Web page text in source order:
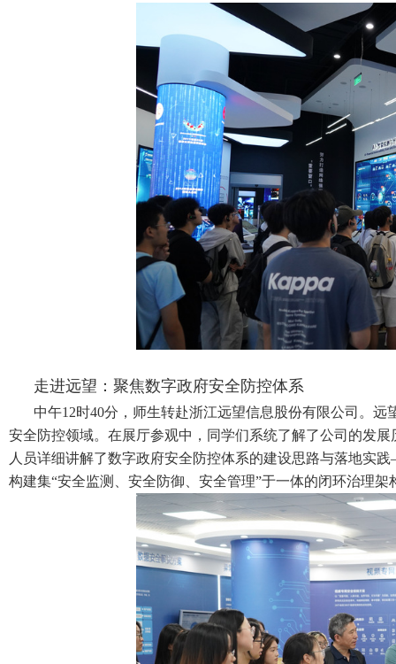
走进远望：聚焦数字政府安全防控体系
中午12时40分，师生转赴浙江远望信息股份有限公司。远
安全防控领域。在展厅参观中，同学们系统了解了公司的发
人员详细讲解了数字政府安全防控体系的建设思路与落地实践
构建集“安全监测、安全防御、安全管理”于一体的闭环治理